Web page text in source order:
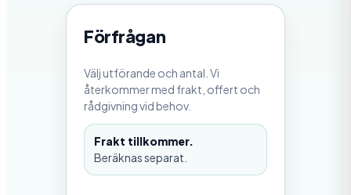
Förfrågan
Välj utförande och antal. Vi
återkommer med frakt, offert och
rådgivning vid behov.
Frakt tillkommer.
Beräknas separat.